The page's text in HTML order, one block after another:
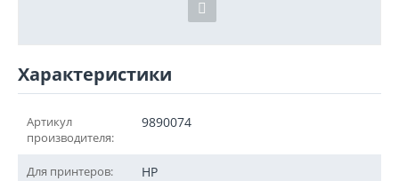
Характеристики
Артикул
производителя:
9890074
Для принтеров: HP